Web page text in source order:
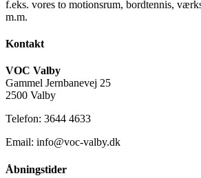
f.eks. vores to motionsrum, bordtennis,
m.m.
Kontakt
VOC Valby
Gammel Jernbanevej 25
2500 Valby
Telefon: 3644 4633
Email: info@voc-valby.dk
Åbningstider